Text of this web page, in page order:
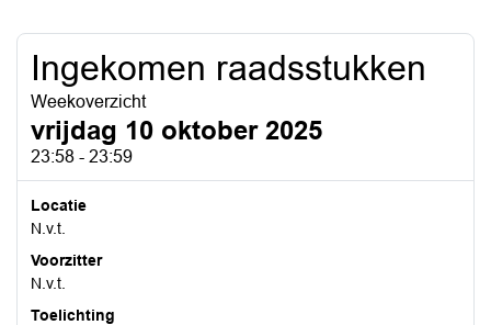
Ingekomen raadsstukken
Weekoverzicht
vrijdag 10 oktober 2025
23:58 - 23:59
Locatie
N.v.t.
Voorzitter
N.v.t.
Toelichting